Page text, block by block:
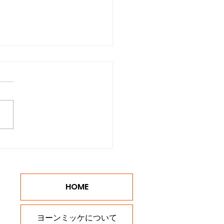
HOME
ヨーンミッケについて